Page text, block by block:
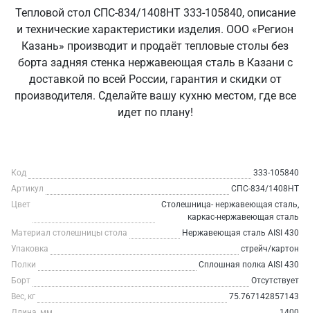
Тепловой стол СПС-834/1408НТ 333-105840, описание
и технические характеристики изделия. ООО «Регион
Казань» производит и продаёт тепловые столы без
борта задняя стенка нержавеющая сталь в Казани с
доставкой по всей России, гарантия и скидки от
производителя. Сделайте вашу кухню местом, где все
идет по плану!
Код
333-105840
Артикул
СПС-834/1408НТ
Цвет
Столешница- нержавеющая сталь,
каркас-нержавеющая сталь
Материал столешницы стола
Нержавеющая сталь AISI 430
Упаковка
стрейч/картон
Полки
Сплошная полка AISI 430
Борт
Отсутствует
Вес, кг
75.767142857143